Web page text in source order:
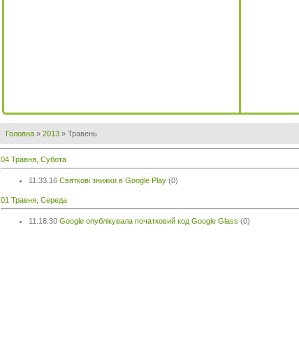
Головна » 2013 » Травень
04 Травня, Субота
11.33.16 Святкові знижки в Google Play (0)
01 Травня, Середа
11.18.30 Google опублікувала початковий код Google Glass (0)